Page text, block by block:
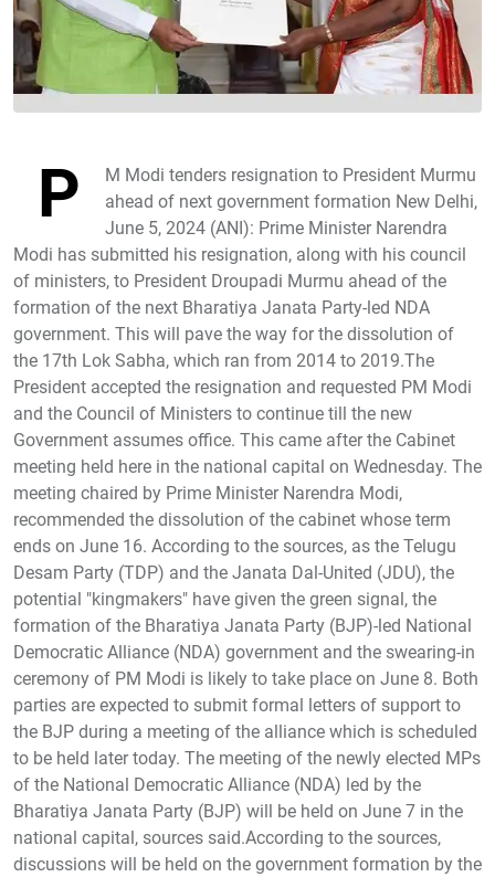
P
M Modi tenders resignation to President Murmu
ahead of next government formation New Delhi,
June 5, 2024 (ANI): Prime Minister Narendra
Modi has submitted his resignation, along with his council
of ministers, to President Droupadi Murmu ahead of the
formation of the next Bharatiya Janata Party-led NDA
government. This will pave the way for the dissolution of
the 17th Lok Sabha, which ran from 2014 to 2019.The
President accepted the resignation and requested PM Modi
and the Council of Ministers to continue till the new
Government assumes office. This came after the Cabinet
meeting held here in the national capital on Wednesday. The
meeting chaired by Prime Minister Narendra Modi,
recommended the dissolution of the cabinet whose term
ends on June 16. According to the sources, as the Telugu
Desam Party (TDP) and the Janata Dal-United (JDU), the
potential "kingmakers" have given the green signal, the
formation of the Bharatiya Janata Party (BJP)-led National
Democratic Alliance (NDA) government and the swearing-in
ceremony of PM Modi is likely to take place on June 8. Both
parties are expected to submit formal letters of support to
the BJP during a meeting of the alliance which is scheduled
to be held later today. The meeting of the newly elected MPs
of the National Democratic Alliance (NDA) led by the
Bharatiya Janata Party (BJP) will be held on June 7 in the
national capital, sources said.According to the sources,
discussions will be held on the government formation by the